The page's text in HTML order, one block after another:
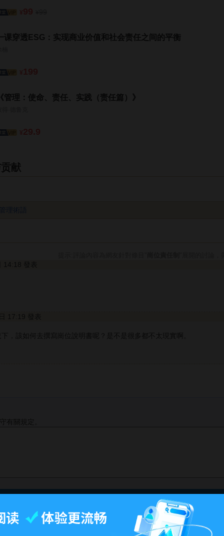
课穿透ESG：实现商业价值和社会责任之间的平衡
管理：使命、责任、实践（责任篇）》
献
理術語
，該如何去撰寫崗位說明書呢？是不是很多都不太現實啊。
有關規定。
最後更改15:26, 2011年3月24日.
百科首页 关于百科 客户端 人才招聘 广告合作- 权利通知-联系我们-免责声明